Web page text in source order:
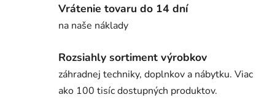
Vrátenie tovaru do 14 dní
na naše náklady
Rozsiahly sortiment výrobkov
záhradnej techniky, doplnkov a nábytku. Viac
ako 100 tisíc dostupných produktov.